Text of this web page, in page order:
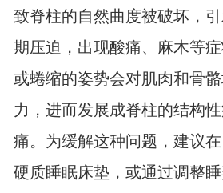
致脊柱的自然曲度被破坏，
期压迫，出现酸痛、麻木等
或蜷缩的姿势会对肌肉和骨
力，进而发展成脊柱的结构
痛。为缓解这种问题，建议
硬质睡眠床垫，或通过调整